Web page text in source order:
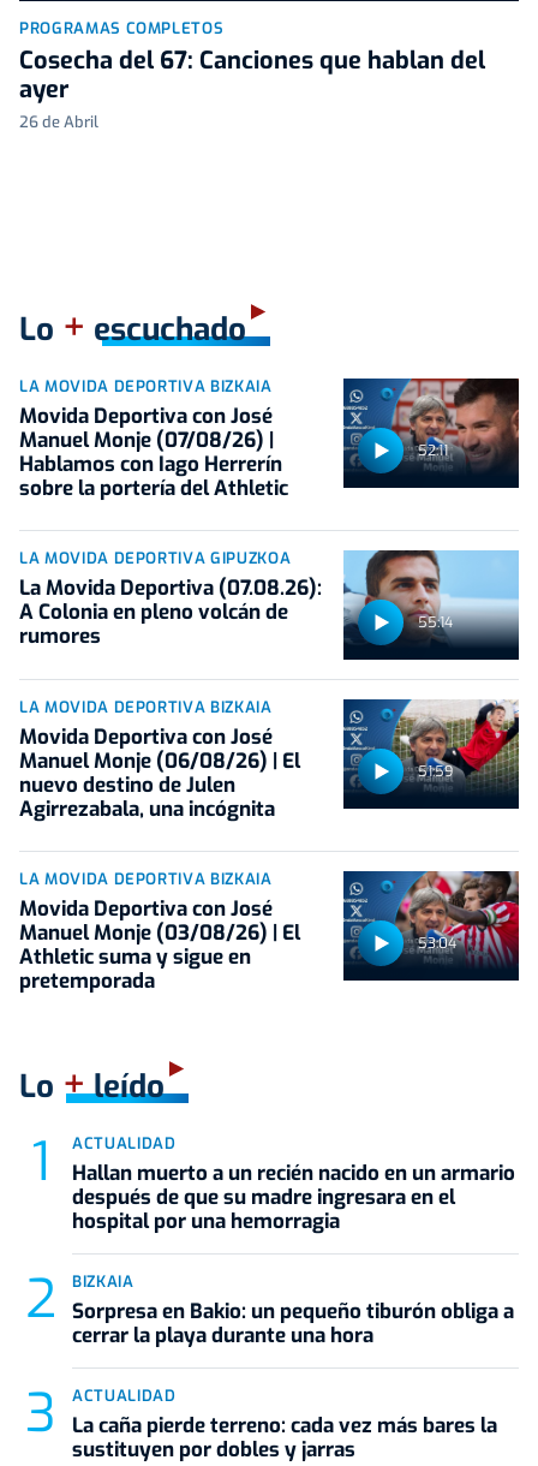
PROGRAMAS COMPLETOS
Cosecha del 67: Canciones que hablan del
ayer
26 de Abril
Lo + escuchado
52:11
LA MOVIDA DEPORTIVA BIZKAIA
Movida Deportiva con José
Manuel Monje (07/08/26) |
Hablamos con Iago Herrerín
sobre la portería del Athletic
55:14
LA MOVIDA DEPORTIVA GIPUZKOA
La Movida Deportiva (07.08.26):
A Colonia en pleno volcán de
rumores
51:59
LA MOVIDA DEPORTIVA BIZKAIA
Movida Deportiva con José
Manuel Monje (06/08/26) | El
nuevo destino de Julen
Agirrezabala, una incógnita
53:04
LA MOVIDA DEPORTIVA BIZKAIA
Movida Deportiva con José
Manuel Monje (03/08/26) | El
Athletic suma y sigue en
pretemporada
Lo +leído
ACTUALIDAD
Hallan muerto a un recién nacido en un armario
después de que su madre ingresara en el
hospital por una hemorragia
BIZKAIA
Sorpresa en Bakio: un pequeño tiburón obliga a
cerrar la playa durante una hora
ACTUALIDAD
La caña pierde terreno: cada vez más bares la
sustituyen por dobles y jarras